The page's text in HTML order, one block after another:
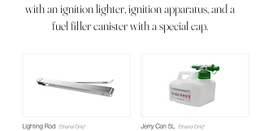
with an ignition lighter, ignition apparatus, and a
fuel filler canister with a special cap.